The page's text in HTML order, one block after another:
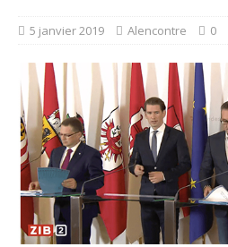
5 janvier 2019 Alencontre 0